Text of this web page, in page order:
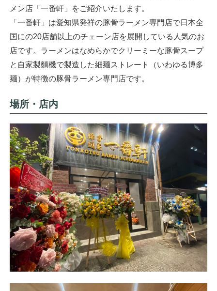
メン店「一番軒」をご紹介いたします。
「一番軒」は愛知県発祥の豚骨ラーメン専門店で日本全
国にの20店舗以上のチェーン店を展開している人気のお
店です。ラーメンはなめらかでクリーミーな豚骨スープ
と自家製麵機で製造した細麺ストレート（いわゆる博多
麺）が特徴の豚骨ラーメン専門店です。
場所・店内